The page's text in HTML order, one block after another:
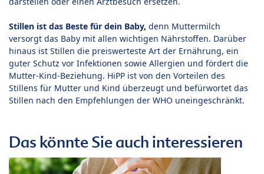
Stillen ist das Beste für dein Baby, denn Muttermilch
versorgt das Baby mit allen wichtigen Nährstoffen. Darüber
hinaus ist Stillen die preiswerteste Art der Ernährung, ein
guter Schutz vor Infektionen sowie Allergien und fördert die
Mutter-Kind-Beziehung. HiPP ist von den Vorteilen des
Stillens für Mutter und Kind überzeugt und befürwortet das
Stillen nach den Empfehlungen der WHO uneingeschränkt.
Das könnte Sie auch interessieren